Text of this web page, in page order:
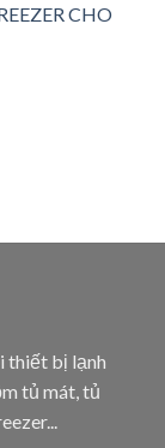
CHO
thiết bị lạnh
tủ mát, tủ